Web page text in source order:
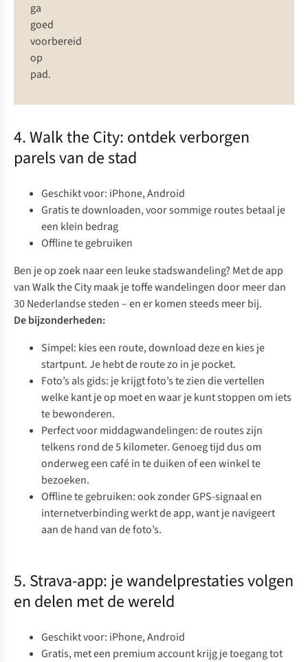
ga
goed
voorbereid
op
pad.
4. Walk the City: ontdek verborgen
parels van de stad
Geschikt voor: iPhone, Android
Gratis te downloaden, voor sommige routes betaal je
een klein bedrag
Offline te gebruiken
Ben je op zoek naar een leuke stadswandeling? Met de app
vanWalk the Citymaak je toffe wandelingen door meer dan
30 Nederlandse steden – en er komen steeds meer bij.
De bijzonderheden:
Simpel: kies een route, download deze en kies je
startpunt. Je hebt de route zo in jepocket.
Foto’s als gids: je krijgt foto’s te zien die vertellen
welke kant je op moet en waar je kunt stoppen om iets
te bewonderen.
Perfect voor middagwandelingen: de routes zijn
telkens rond de 5 kilometer. Genoeg tijd dus om
onderweg een café in te duiken of een winkel te
bezoeken.
Offline te gebruiken: ook zonder GPS-signaal en
internetverbinding werkt de app, want je navigeert
aan de hand van de foto’s.
5. Strava-app: je wandelprestaties volgen
en delen met de wereld
Geschikt voor: iPhone, Android
Gratis, met een premium account krijg je toegang tot